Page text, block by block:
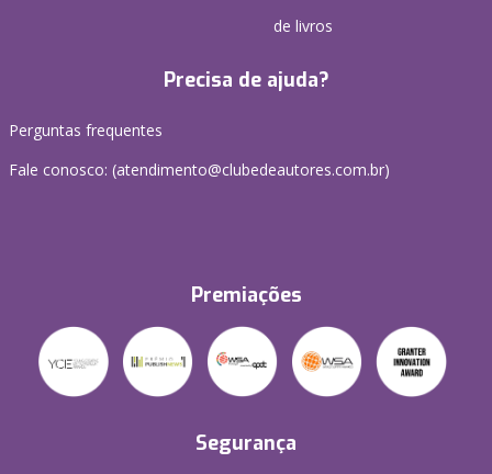
de livros
Precisa de ajuda?
Perguntas frequentes
Fale conosco: (atendimento@clubedeautores.com.br)
Premiações
Segurança